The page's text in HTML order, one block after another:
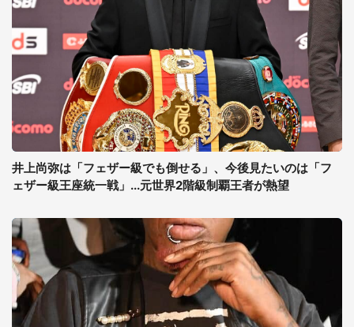
井上尚弥は「フェザー級でも倒せる」、今後見たいのは「フ
ェザー級王座統一戦」...元世界2階級制覇王者が熱望